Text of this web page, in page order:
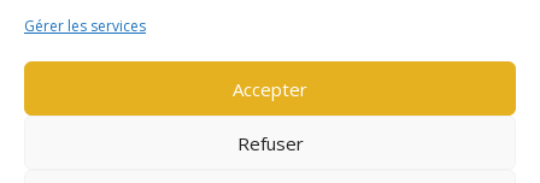
Gérer les services
Accepter
Refuser